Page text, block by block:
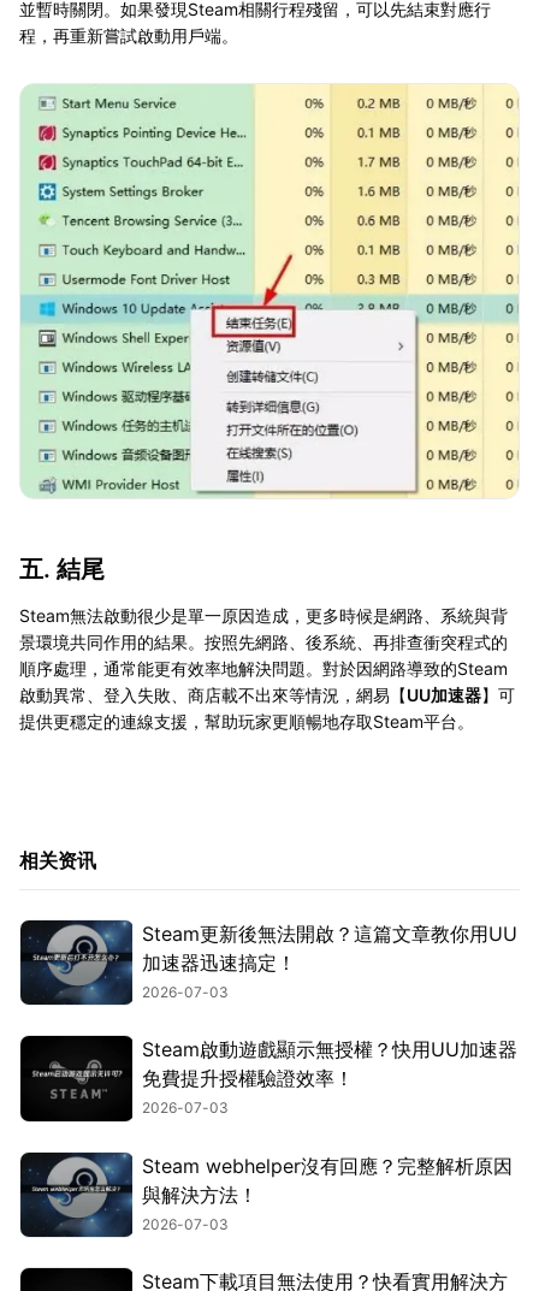
並暫時關閉。如果發現Steam相關行程殘留，可以先結束對應行
程，再重新嘗試啟動用戶端。
五. 結尾
Steam無法啟動很少是單一原因造成，更多時候是網路、系統與背
景環境共同作用的結果。按照先網路、後系統、再排查衝突程式的
順序處理，通常能更有效率地解決問題。對於因網路導致的Steam
啟動異常、登入失敗、商店載不出來等情況，網易【UU加速器】可
提供更穩定的連線支援，幫助玩家更順暢地存取Steam平台。
相关资讯
Steam更新後無法開啟？這篇文章教你用UU
加速器迅速搞定！
2026-07-03
Steam啟動遊戲顯示無授權？快用UU加速器
免費提升授權驗證效率！
2026-07-03
Steam webhelper沒有回應？完整解析原因
與解決方法！
2026-07-03
Steam下載項目無法使用？快看實用解決方